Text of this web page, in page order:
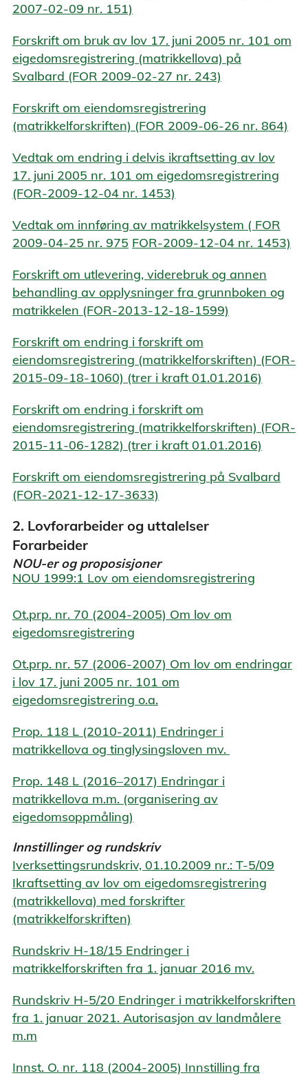
2007-02-09 nr. 151)
Forskrift om bruk av lov 17. juni 2005 nr. 101 om
eigedomsregistrering (matrikkellova) på
Svalbard (FOR 2009-02-27 nr. 243)
Forskrift om eiendomsregistrering
(matrikkelforskriften) (FOR 2009-06-26 nr. 864)
Vedtak om endring i delvis ikraftsetting av lov
17. juni 2005 nr. 101 om eigedomsregistrering
(FOR-2009-12-04 nr. 1453)
Vedtak om innføring av matrikkelsystem ( FOR
2009-04-25 nr. 975 FOR-2009-12-04 nr. 1453)
Forskrift om utlevering, viderebruk og annen
behandling av opplysninger fra grunnboken og
matrikkelen (FOR-2013-12-18-1599)
Forskrift om endring i forskrift om
eiendomsregistrering (matrikkelforskriften) (FOR-
2015-09-18-1060) (trer i kraft 01.01.2016)
Forskrift om endring i forskrift om
eiendomsregistrering (matrikkelforskriften) (FOR-
2015-11-06-1282) (trer i kraft 01.01.2016)
Forskrift om eiendomsregistrering på Svalbard
(FOR-2021-12-17-3633)
2. Lovforarbeider og uttalelser
Forarbeider
NOU-er og proposisjoner
NOU 1999:1 Lov om eiendomsregistrering
Ot.prp. nr. 70 (2004-2005) Om lov om
eigedomsregistrering
Ot.prp. nr. 57 (2006-2007) Om lov om endringar
i lov 17. juni 2005 nr. 101 om
eigedomsregistrering o.a.
Prop. 118 L (2010-2011) Endringer i
matrikkellova og tinglysingsloven mv.
Prop. 148 L (2016–2017) Endringar i
matrikkellova m.m. (organisering av
eigedomsoppmåling)
Innstillinger og rundskriv
Iverksettingsrundskriv, 01.10.2009 nr.: T-5/09
Ikraftsetting av lov om eigedomsregistrering
(matrikkellova) med forskrifter
(matrikkelforskriften)
Rundskriv H-18/15 Endringer i
matrikkelforskriften fra 1. januar 2016 mv.
Rundskriv H-5/20 Endringer i matrikkelforskriften
fra 1. januar 2021. Autorisasjon av landmålere
m.m
Innst. O. nr. 118 (2004-2005) Innstilling fra